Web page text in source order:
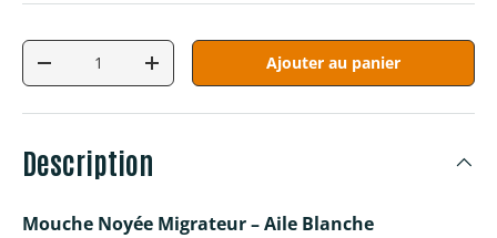
Qté
Diminuer la quantitéAugmenter la quantitéAjouter au panier
Description
Mouche Noyée Migrateur – Aile Blanche